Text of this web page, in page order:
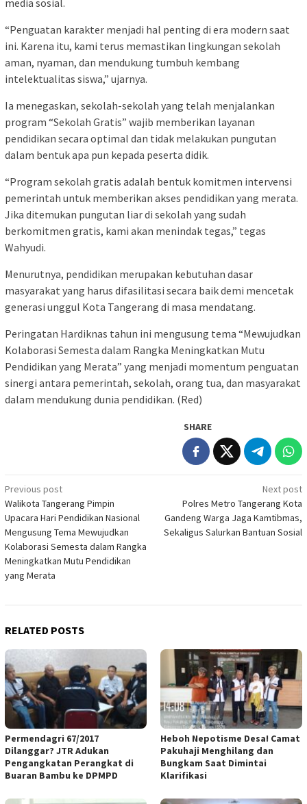
media sosial.
“Penguatan karakter menjadi hal penting di era modern saat
ini. Karena itu, kami terus memastikan lingkungan sekolah
aman, nyaman, dan mendukung tumbuh kembang
intelektualitas siswa,” ujarnya.
Ia menegaskan, sekolah-sekolah yang telah menjalankan
program “Sekolah Gratis” wajib memberikan layanan
pendidikan secara optimal dan tidak melakukan pungutan
dalam bentuk apa pun kepada peserta didik.
“Program sekolah gratis adalah bentuk komitmen intervensi
pemerintah untuk memberikan akses pendidikan yang merata.
Jika ditemukan pungutan liar di sekolah yang sudah
berkomitmen gratis, kami akan menindak tegas,” tegas
Wahyudi.
Menurutnya, pendidikan merupakan kebutuhan dasar
masyarakat yang harus difasilitasi secara baik demi mencetak
generasi unggul Kota Tangerang di masa mendatang.
Peringatan Hardiknas tahun ini mengusung tema “Mewujudkan
Kolaborasi Semesta dalam Rangka Meningkatkan Mutu
Pendidikan yang Merata” yang menjadi momentum penguatan
sinergi antara pemerintah, sekolah, orang tua, dan masyarakat
dalam mendukung dunia pendidikan. (Red)
SHARE
Post
navigation
Previous post
Walikota Tangerang Pimpin
Upacara Hari Pendidikan Nasional
Mengusung Tema Mewujudkan
Kolaborasi Semesta dalam Rangka
Meningkatkan Mutu Pendidikan
yang Merata
Next post
Polres Metro Tangerang Kota
Gandeng Warga Jaga Kamtibmas,
Sekaligus Salurkan Bantuan Sosial
RELATED POSTS
Permendagri 67/2017
Dilanggar? JTR Adukan
Pengangkatan Perangkat di
Buaran Bambu ke DPMPD
Heboh Nepotisme Desa! Camat
Pakuhaji Menghilang dan
Bungkam Saat Dimintai
Klarifikasi